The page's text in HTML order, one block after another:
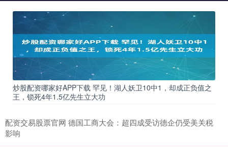
炒股配资哪家好APP下载 罕见！湖人妖卫10中1，却成正负值之
王，锁死4年1.5亿先生立大功
配资交易股票官网 德国工商大会：超四成受访德企仍受美关税
影响